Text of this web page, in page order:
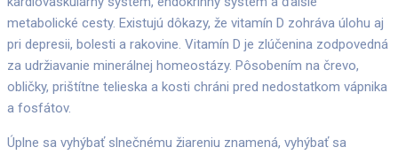
metabolické cesty. Existujú dôkazy, že vitamín D zohráva úlohu aj
pri depresii, bolesti a rakovine. Vitamín D je zlúčenina zodpovedná
za udržiavanie minerálnej homeostázy. Pôsobením na črevo,
obličky, prištítne telieska a kosti chráni pred nedostatkom vápnika
a fosfátov.
Úplne sa vyhýbať slnečnému žiareniu znamená, vyhýbať sa